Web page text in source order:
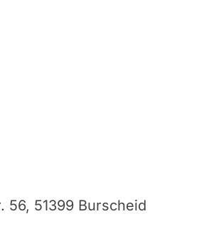
56, 51399 Burscheid